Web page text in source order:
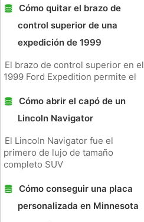
Cómo quitar el brazo de
control superior de una
expedición de 1999
El brazo de control superior en el
1999 Ford Expedition permite el
Cómo abrir el capó de un
Lincoln Navigator
El Lincoln Navigator fue el
primero de lujo de tamaño
completo SUV
Cómo conseguir una placa
personalizada en Minnesota